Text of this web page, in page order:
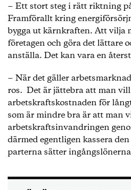
− Ett stort steg i rätt riktning
Framförallt kring
bygga ut kärnkraften. Att vilja
företagen och göra det lättare
anställa. Det kan vara en
− När det gäller
ros. Det är jättebra att man
arbetskraftskostnaden för
som är mindre bra är att man
arbetskraftsinvandringen
därmed egentligen kassera
parterna sätter